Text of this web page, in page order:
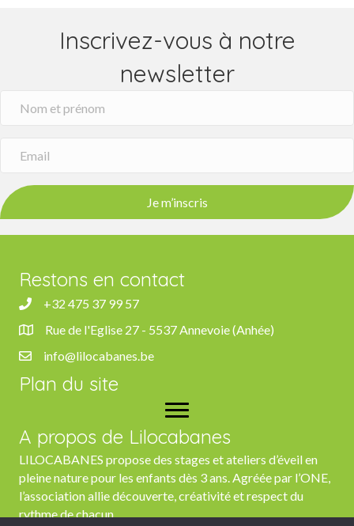
Inscrivez-vous à notre
newsletter
Je m’inscris
Restons en contact
+32 475 37 99 57
+32 475 37 99 57
Rue de l'Eglise 27, 5537 Anhée
Rue de l'Eglise 27 - 5537 Annevoie (Anhée)
info@lilocabanes.be
info@lilocabanes.be
Plan du site
A propos de Lilocabanes
LILOCABANES propose des stages et ateliers d’éveil en
pleine nature pour les enfants dès 3 ans. Agréée par l’ONE,
l’association allie découverte, créativité et respect du
rythme de chacun.